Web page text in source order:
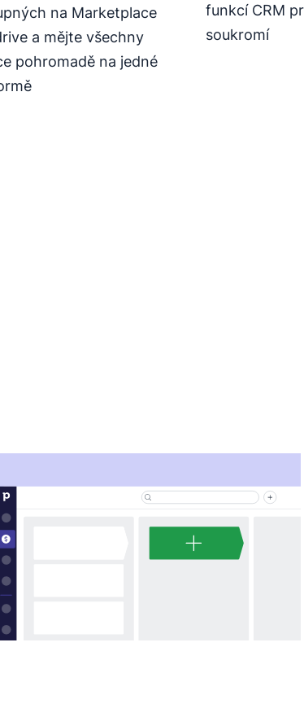
na Marketplace
a mějte všechny
pohromadě na jedné
funkcí CRM
soukromí